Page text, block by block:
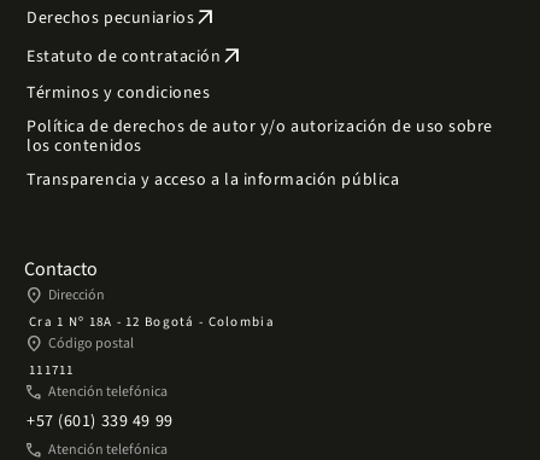
Derechos pecuniariosarrow_outward
Estatuto de contratación arrow_outward
Términos y condiciones
Política de derechos de autor y/o autorización de uso sobre
los contenidos
Transparencia y acceso a la información pública
Contacto
place Dirección
Cra 1 Nº 18A - 12 Bogotá - Colombia
place Código postal
111711
phone Atención telefónica
+57 (601) 339 49 99
phone Atención telefónica